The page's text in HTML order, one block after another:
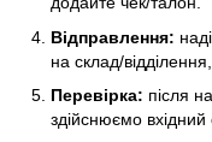
Відправлення:
на склад/
Перевірка: після
здійснюємо вхідний